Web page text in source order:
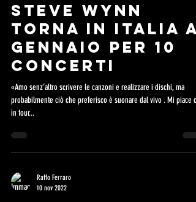
STEVE WYNN
TORNA IN ITALIA A
GENNAIO PER 10
CONCERTI
«Amo senz’altro scrivere le canzoni e realizzare i dischi, ma
probabilmente ciò che preferisco è suonare dal vivo . Mi piace
in tour...
Raffo Ferraro
10 nov 2022